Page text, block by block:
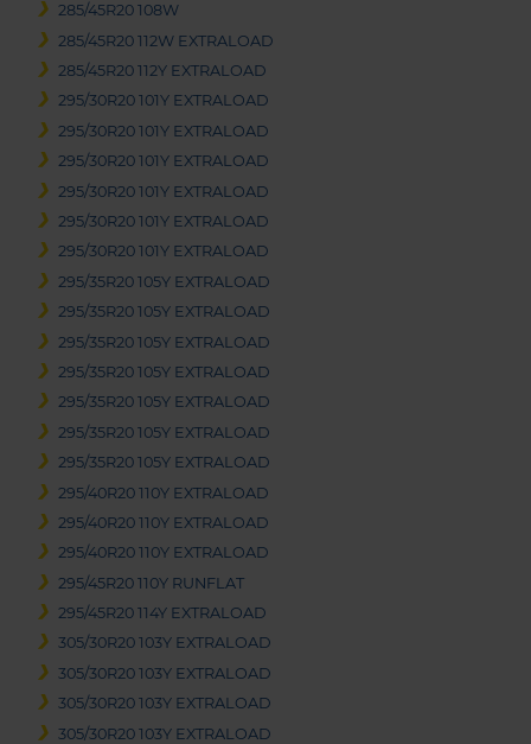
285/45R20 108W
285/45R20 112W EXTRALOAD
285/45R20 112Y EXTRALOAD
295/30R20 101Y EXTRALOAD
295/30R20 101Y EXTRALOAD
295/30R20 101Y EXTRALOAD
295/30R20 101Y EXTRALOAD
295/30R20 101Y EXTRALOAD
295/30R20 101Y EXTRALOAD
295/35R20 105Y EXTRALOAD
295/35R20 105Y EXTRALOAD
295/35R20 105Y EXTRALOAD
295/35R20 105Y EXTRALOAD
295/35R20 105Y EXTRALOAD
295/35R20 105Y EXTRALOAD
295/35R20 105Y EXTRALOAD
295/40R20 110Y EXTRALOAD
295/40R20 110Y EXTRALOAD
295/40R20 110Y EXTRALOAD
295/45R20 110Y RUNFLAT
295/45R20 114Y EXTRALOAD
305/30R20 103Y EXTRALOAD
305/30R20 103Y EXTRALOAD
305/30R20 103Y EXTRALOAD
305/30R20 103Y EXTRALOAD